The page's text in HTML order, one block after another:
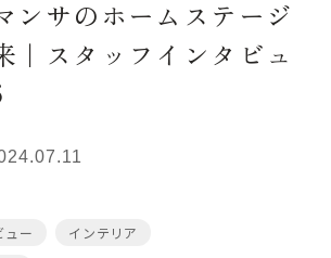
ンサのホームステージ
｜スタッフインタビュ
ュー
インテリア